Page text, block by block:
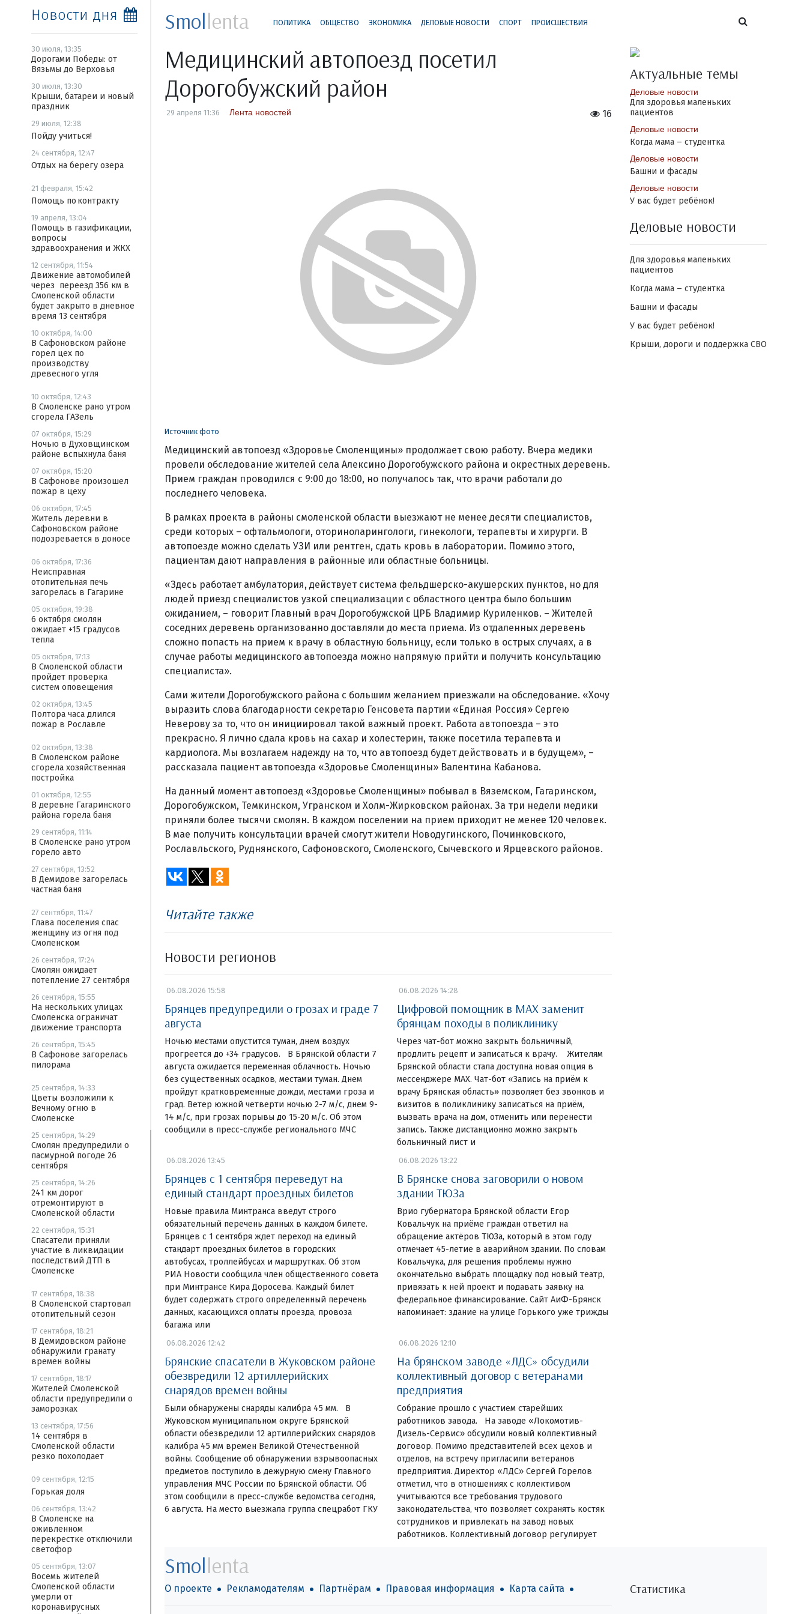
Новости дня
30 июля, 13:35
Дорогами Победы: от
Вязьмы до Верховья
30 июля, 13:30
Крыши, батареи и новый
праздник
29 июля, 12:38
Пойду учиться!
24 сентября, 12:47
Отдых на берегу озера
21 февраля, 15:42
Помощь по контракту
19 апреля, 13:04
Помощь в газификации,
вопросы
здравоохранения и ЖКХ
12 сентября, 11:54
Движение автомобилей
через переезд 356 км в
Смоленской области
будет закрыто в дневное
время 13 сентября
10 октября, 14:00
В Сафоновском районе
горел цех по
производству
древесного угля
10 октября, 12:43
В Смоленске рано утром
сгорела ГАЗель
07 октября, 15:29
Ночью в Духовщинском
районе вспыхнула баня
07 октября, 15:20
В Сафонове произошел
пожар в цеху
06 октября, 17:45
Житель деревни в
Сафоновском районе
подозревается в доносе
06 октября, 17:36
Неисправная
отопительная печь
загорелась в Гагарине
05 октября, 19:38
6 октября смолян
ожидает +15 градусов
тепла
05 октября, 17:13
В Смоленской области
пройдет проверка
систем оповещения
02 октября, 13:45
Полтора часа длился
пожар в Рославле
02 октября, 13:38
В Смоленском районе
сгорела хозяйственная
постройка
01 октября, 12:55
В деревне Гагаринского
района горела баня
29 сентября, 11:14
В Смоленске рано утром
горело авто
27 сентября, 13:52
В Демидове загорелась
частная баня
27 сентября, 11:47
Глава поселения спас
женщину из огня под
Смоленском
26 сентября, 17:24
Смолян ожидает
потепление 27 сентября
26 сентября, 15:55
На нескольких улицах
Смоленска ограничат
движение транспорта
26 сентября, 15:45
В Сафонове загорелась
пилорама
25 сентября, 14:33
Цветы возложили к
Вечному огню в
Смоленске
25 сентября, 14:29
Смолян предупредили о
пасмурной погоде 26
сентября
25 сентября, 14:26
241 км дорог
отремонтируют в
Смоленской области
22 сентября, 15:31
Спасатели приняли
участие в ликвидации
последствий ДТП в
Смоленске
17 сентября, 18:38
В Смоленской стартовал
отопительный сезон
17 сентября, 18:21
В Демидовском районе
обнаружили гранату
времен войны
17 сентября, 18:17
Жителей Смоленской
области предупредили о
заморозках
13 сентября, 17:56
14 сентября в
Смоленской области
резко похолодает
09 сентября, 12:15
Горькая доля
06 сентября, 13:42
В Смоленске на
оживленном
перекрестке отключили
светофор
05 сентября, 13:07
Восемь жителей
Смоленской области
умерли от
коронавирусных
Smollenta ПОЛИТИКА ОБЩЕСТВО ЭКОНОМИКА ДЕЛОВЫЕ НОВОСТИ СПОРТ ПРОИСШЕСТВИЯ
Медицинский автопоезд посетил
Дорогобужский район
16
29 апреля 11:36 Лента новостей
Источник фото
Медицинский автопоезд «Здоровье Смоленщины» продолжает свою работу. Вчера медики
провели обследование жителей села Алексино Дорогобужского района и окрестных деревень.
Прием граждан проводился с 9:00 до 18:00, но получалось так, что врачи работали до
последнего человека.
В рамках проекта в районы смоленской области выезжают не менее десяти специалистов,
среди которых – офтальмологи, оториноларингологи, гинекологи, терапевты и хирурги. В
автопоезде можно сделать УЗИ или рентген, сдать кровь в лаборатории. Помимо этого,
пациентам дают направления в районные или областные больницы.
«Здесь работает амбулатория, действует система фельдшерско-акушерских пунктов, но для
людей приезд специалистов узкой специализации с областного центра было большим
ожиданием, – говорит Главный врач Дорогобужской ЦРБ Владимир Куриленков. – Жителей
соседних деревень организованно доставляли до места приема. Из отдаленных деревень
сложно попасть на прием к врачу в областную больницу, если только в острых случаях, а в
случае работы медицинского автопоезда можно напрямую прийти и получить консультацию
специалиста».
Сами жители Дорогобужского района с большим желанием приезжали на обследование. «Хочу
выразить слова благодарности секретарю Генсовета партии «Единая Россия» Сергею
Неверову за то, что он инициировал такой важный проект. Работа автопоезда – это
прекрасно. Я лично сдала кровь на сахар и холестерин, также посетила терапевта и
кардиолога. Мы возлагаем надежду на то, что автопоезд будет действовать и в будущем», –
рассказала пациент автопоезда «Здоровье Смоленщины» Валентина Кабанова.
На данный момент автопоезд «Здоровье Смоленщины» побывал в Вяземском, Гагаринском,
Дорогобужском, Темкинском, Угранском и Холм-Жирковском районах. За три недели медики
приняли более тысячи смолян. В каждом поселении на прием приходит не менее 120 человек.
В мае получить консультации врачей смогут жители Новодугинского, Починковского,
Рославльского, Руднянского, Сафоновского, Смоленского, Сычевского и Ярцевского районов.
Читайте также
Новости регионов
06.08.2026 15:58
Брянцев предупредили о грозах и граде 7
августа
Ночью местами опустится туман, днем воздух
прогреется до +34 градусов. В Брянской области 7
августа ожидается переменная облачность. Ночью
без существенных осадков, местами туман. Днем
пройдут кратковременные дожди, местами гроза и
град. Ветер южной четверти ночью 2-7 м/с, днем 9-
14 м/с, при грозах порывы до 15-20 м/с. Об этом
сообщили в пресс-службе регионального МЧС
06.08.2026 14:28
Цифровой помощник в MAX заменит
брянцам походы в поликлинику
Через чат-бот можно закрыть больничный,
продлить рецепт и записаться к врачу. Жителям
Брянской области стала доступна новая опция в
мессенджере MAX. Чат-бот «Запись на приём к
врачу Брянская область» позволяет без звонков и
визитов в поликлинику записаться на приём,
вызвать врача на дом, отменить или перенести
запись. Также дистанционно можно закрыть
больничный лист и
06.08.2026 13:45
Брянцев с 1 сентября переведут на
единый стандарт проездных билетов
Новые правила Минтранса введут строго
обязательный перечень данных в каждом билете.
Брянцев с 1 сентября ждет переход на единый
стандарт проездных билетов в городских
автобусах, троллейбусах и маршрутках. Об этом
РИА Новости сообщила член общественного совета
при Минтрансе Кира Доросева. Каждый билет
будет содержать строго определенный перечень
данных, касающихся оплаты проезда, провоза
багажа или
06.08.2026 13:22
В Брянске снова заговорили о новом
здании ТЮЗа
Врио губернатора Брянской области Егор
Ковальчук на приёме граждан ответил на
обращение актёров ТЮЗа, который в этом году
отмечает 45-летие в аварийном здании. По словам
Ковальчука, для решения проблемы нужно
окончательно выбрать площадку под новый театр,
привязать к ней проект и подавать заявку на
федеральное финансирование. Сайт АиФ-Брянск
напоминает: здание на улице Горького уже трижды
06.08.2026 12:42
Брянские спасатели в Жуковском районе
обезвредили 12 артиллерийских
снарядов времен войны
Были обнаружены снаряды калибра 45 мм. В
Жуковском муниципальном округе Брянской
области обезвредили 12 артиллерийских снарядов
калибра 45 мм времен Великой Отечественной
войны. Сообщение об обнаружении взрывоопасных
предметов поступило в дежурную смену Главного
управления МЧС России по Брянской области. Об
этом сообщили в пресс-службе ведомства сегодня,
6 августа. На место выезжала группа спецработ ГКУ
06.08.2026 12:10
На брянском заводе «ЛДС» обсудили
коллективный договор с ветеранами
предприятия
Собрание прошло с участием старейших
работников завода. На заводе «Локомотив-
Дизель-Сервис» обсудили новый коллективный
договор. Помимо представителей всех цехов и
отделов, на встречу пригласили ветеранов
предприятия. Директор «ЛДС» Сергей Горелов
отметил, что в отношениях с коллективом
учитываются все требования трудового
законодательства, что позволяет сохранять костяк
сотрудников и привлекать на завод новых
работников. Коллективный договор регулирует
Актуальные темы
Деловые новости
Для здоровья маленьких
пациентов
Деловые новости
Когда мама – студентка
Деловые новости
Башни и фасады
Деловые новости
У вас будет ребёнок!
Деловые новости
Для здоровья маленьких
пациентов
Когда мама – студентка
Башни и фасады
У вас будет ребёнок!
Крыши, дороги и поддержка СВО
Smollenta
О проекте Рекламодателям Партнёрам Правовая информация Карта сайта Статистика